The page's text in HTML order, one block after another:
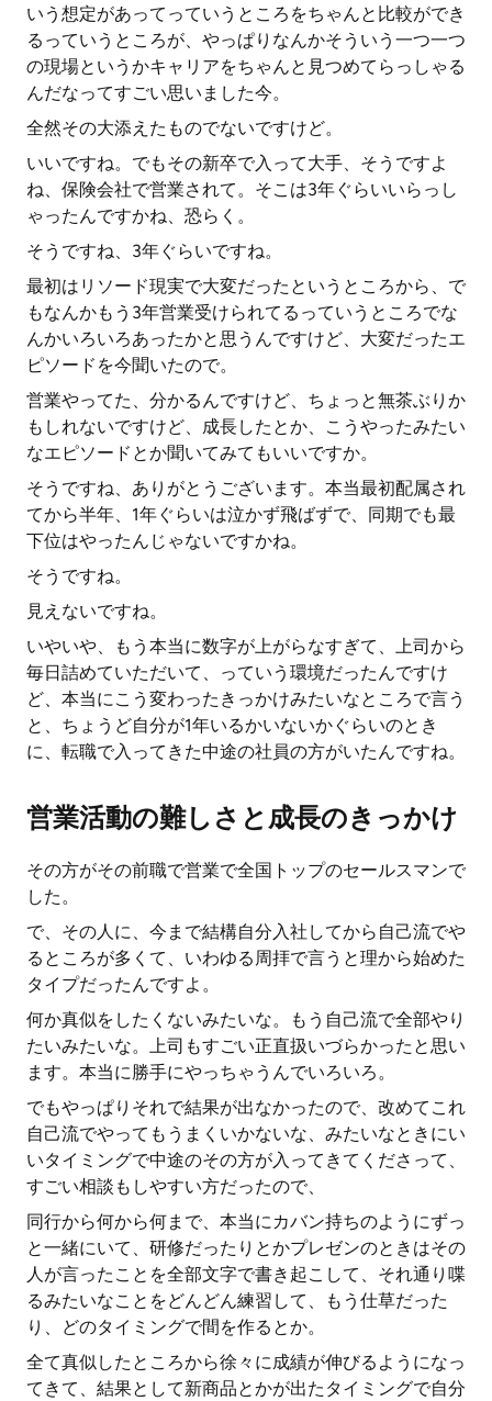
いう想定があってっていうところをちゃんと比較ができ
るっていうところが、やっぱりなんかそういう一つ一つ
の現場というかキャリアをちゃんと見つめてらっしゃる
んだなってすごい思いました今。
全然その大添えたものでないですけど。
いいですね。でもその新卒で入って大手、そうですよ
ね、保険会社で営業されて。そこは3年ぐらいいらっし
ゃったんですかね、恐らく。
そうですね、3年ぐらいですね。
最初はリソード現実で大変だったというところから、で
もなんかもう3年営業受けられてるっていうところでな
んかいろいろあったかと思うんですけど、大変だったエ
ピソードを今聞いたので。
営業やってた、分かるんですけど、ちょっと無茶ぶりか
もしれないですけど、成長したとか、こうやったみたい
なエピソードとか聞いてみてもいいですか。
そうですね、ありがとうございます。本当最初配属され
てから半年、1年ぐらいは泣かず飛ばずで、同期でも最
下位はやったんじゃないですかね。
そうですね。
見えないですね。
いやいや、もう本当に数字が上がらなすぎて、上司から
毎日詰めていただいて、っていう環境だったんですけ
ど、本当にこう変わったきっかけみたいなところで言う
と、ちょうど自分が1年いるかいないかぐらいのとき
に、転職で入ってきた中途の社員の方がいたんですね。
営業活動の難しさと成長のきっかけ
その方がその前職で営業で全国トップのセールスマンで
した。
で、その人に、今まで結構自分入社してから自己流でや
るところが多くて、いわゆる周拝で言うと理から始めた
タイプだったんですよ。
何か真似をしたくないみたいな。もう自己流で全部やり
たいみたいな。上司もすごい正直扱いづらかったと思い
ます。本当に勝手にやっちゃうんでいろいろ。
でもやっぱりそれで結果が出なかったので、改めてこれ
自己流でやってもうまくいかないな、みたいなときにい
いタイミングで中途のその方が入ってきてくださって、
すごい相談もしやすい方だったので、
同行から何から何まで、本当にカバン持ちのようにずっ
と一緒にいて、研修だったりとかプレゼンのときはその
人が言ったことを全部文字で書き起こして、それ通り喋
るみたいなことをどんどん練習して、もう仕草だった
り、どのタイミングで間を作るとか。
全て真似したところから徐々に成績が伸びるようになっ
てきて、結果として新商品とかが出たタイミングで自分